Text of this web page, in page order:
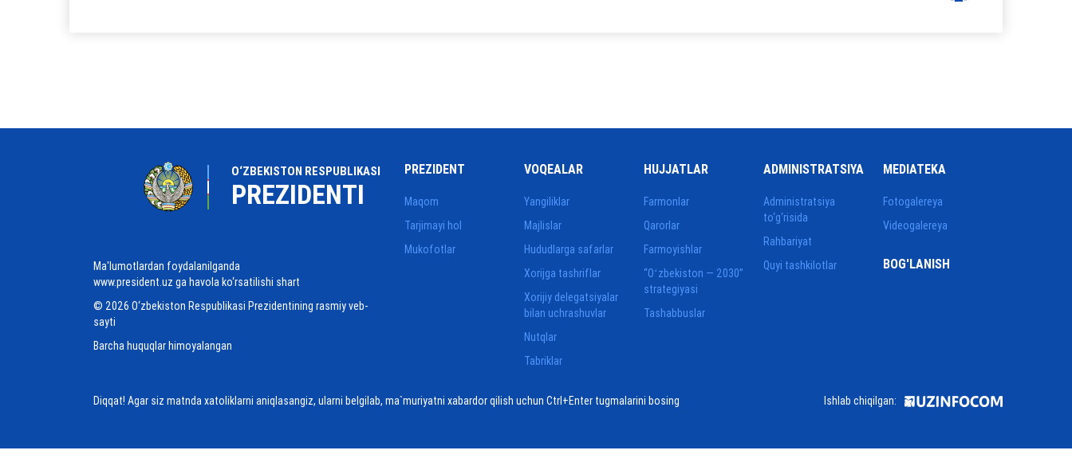
O‘ZBEKISTON RESPUBLIKASI
PREZIDENTI
Ma'lumotlardan foydalanilganda
www.president.uz ga havola ko‘rsatilishi shart
© 2026 O‘zbekiston Respublikasi Prezidentining rasmiy veb-
sayti
Barcha huquqlar himoyalangan
PREZIDENT
Maqom
Tarjimayi hol
Mukofotlar
VOQEALAR
Yangiliklar
Majlislar
Hududlarga safarlar
Xorijga tashriflar
Xorijiy delegatsiyalar
bilan uchrashuvlar
Nutqlar
Tabriklar
HUJJATLAR
Farmonlar
Qarorlar
Farmoyishlar
“Oʻzbekiston — 2030”
strategiyasi
Tashabbuslar
ADMINISTRATSIYA
Administratsiya
to‘g‘risida
Rahbariyat
Quyi tashkilotlar
MEDIATEKA
Fotogalereya
Videogalereya
BOG'LANISH
Diqqat! Agar siz matnda xatoliklarni aniqlasangiz, ularni belgilab, ma`muriyatni xabardor qilish uchun Ctrl+Enter tugmalarini bosing Ishlab chiqilgan: